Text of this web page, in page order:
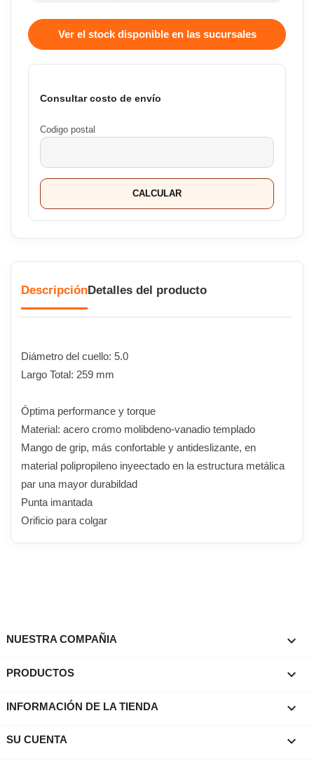
Ver el stock disponible en las sucursales
Consultar costo de envío
Codigo postal
CALCULAR
DescripciónDetalles del producto
Diámetro del cuello: 5.0
Largo Total: 259 mm
Óptima performance y torque
Material: acero cromo molibdeno-vanadio templado
Mango de grip, más confortable y antideslizante, en
material polipropileno inyeectado en la estructura metálica
par una mayor durabildad
Punta imantada
Orificio para colgar
NUESTRA COMPAÑIA 
PRODUCTOS 
INFORMACIÓN DE LA TIENDA keyboard_arrow_down
SU CUENTA 